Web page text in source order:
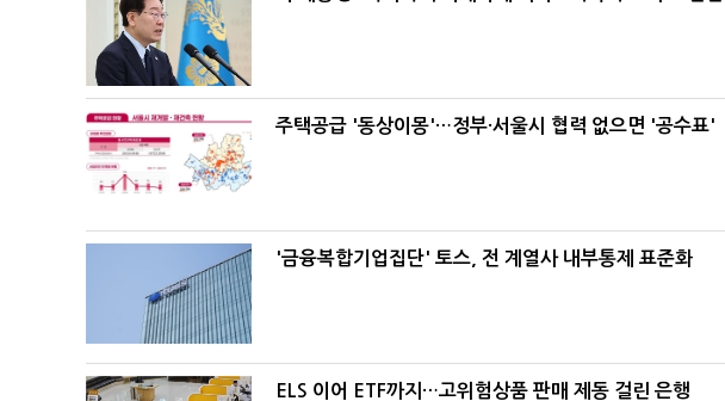
주택공급 '동상이몽'…정부·서울시 협력 없으면 '공수표'
'금융복합기업집단' 토스, 전 계열사 내부통제 표준화
ELS 이어 ETF까지…고위험상품 판매 제동 걸린 은행